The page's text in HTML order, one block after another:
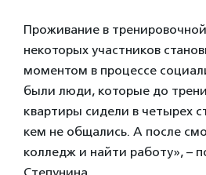
Проживание в
некоторых участников
моментом в процессе
были люди, которые до
квартиры сидели в четырех
кем не общались. А после
колледж и найти работу», –